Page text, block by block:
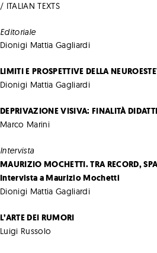
/ ITALIAN TEXTS
Editoriale
Dionigi Mattia Gagliardi
LIMITI E PROSPETTIVE DELLA
Dionigi Mattia Gagliardi
DEPRIVAZIONE VISIVA: FINALITÀ
Marco Marini
Intervista
MAURIZIO MOCHETTI. TRA RECORD,
Intervista a Maurizio Mochetti
Dionigi Mattia Gagliardi
L’ARTE DEI RUMORI
Luigi Russolo